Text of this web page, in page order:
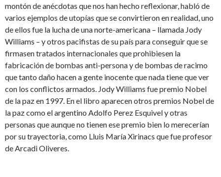
montón de anécdotas que nos han hecho reflexionar, habló de
varios ejemplos de utopías que se convirtieron en realidad, uno
de ellos fue la lucha de una norte-americana – llamada Jody
Williams – y otros pacifistas de su país para conseguir que se
firmasen tratados internacionales que prohibiesen la
fabricación de bombas anti-persona y de bombas de racimo
que tanto daño hacen a gente inocente que nada tiene que ver
con los conflictos armados. Jody Williams fue premio Nobel
de la paz en 1997. En el libro aparecen otros premios Nobel de
la paz como el argentino Adolfo Perez Esquivel y otras
personas que aunque no tienen ese premio bien lo merecerían
por su trayectoria, como Lluis María Xirinacs que fue profesor
de Arcadi Oliveres.